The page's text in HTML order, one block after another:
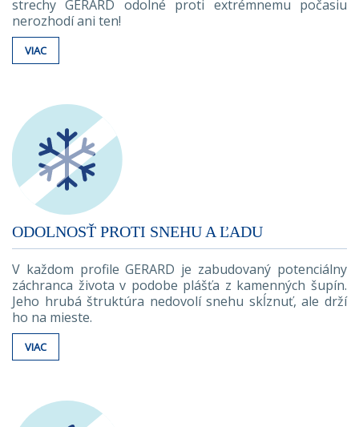
strechy GERARD odolné proti extrémnemu počasiu
nerozhodí ani ten!
VIAC
ODOLNOSŤ PROTI SNEHU A ĽADU
V každom profile GERARD je zabudovaný potenciálny
záchranca života v podobe plášťa z kamenných šupín.
Jeho hrubá štruktúra nedovolí snehu skĺznuť, ale drží
ho na mieste.
VIAC